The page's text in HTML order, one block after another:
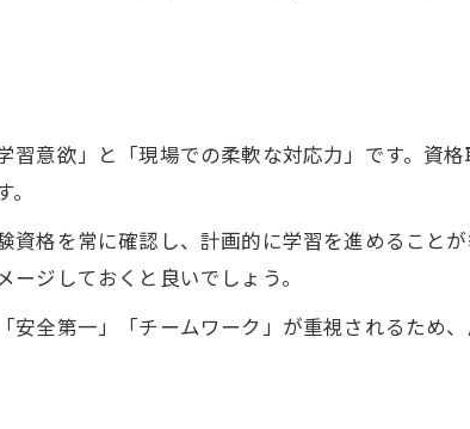
木業界で評価される新しい資格取得の流れ
木分野の資格選びで押さえたい最新情報
意欲」と「現場での柔軟な対応力」です。資
格を常に確認し、計画的に学習を進めること
ジしておくと良いでしょう。
全第一」「チームワーク」が重視されるため